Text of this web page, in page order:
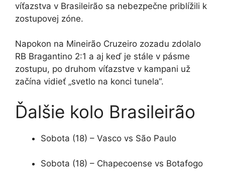
víťazstva v Brasileirão sa nebezpečne priblížili k
zostupovej zóne.
Napokon na Mineirão Cruzeiro zozadu zdolalo
RB Bragantino 2:1 a aj keď je stále v pásme
zostupu, po druhom víťazstve v kampani už
začína vidieť „svetlo na konci tunela“.
Ďalšie kolo Brasileirão
Sobota (18) – Vasco vs São Paulo
Sobota (18) – Chapecoense vs Botafogo